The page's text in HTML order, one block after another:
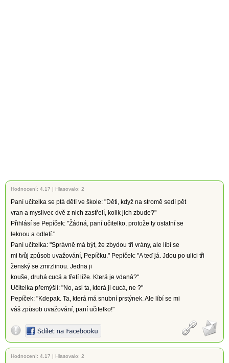
Hodnocení: 4.17 | Hlasovalo: 2
Paní učitelka se ptá dětí ve škole: "Děti, když na stromě sedí pět
vran a myslivec dvě z nich zastřelí, kolik jich zbude?"
Přihlásí se Pepíček: "Žádná, paní učitelko, protože ty ostatní se
leknou a odletí."
Paní učitelka: "Správně má být, že zbydou tři vrány, ale líbí se
mi tvůj způsob uvažování, Pepíčku." Pepíček: "A teď já. Jdou po ulici tři
ženský se zmrzlinou. Jedna ji
kouše, druhá cucá a třetí líže. Která je vdaná?"
Učitelka přemýšlí: "No, asi ta, která ji cucá, ne ?"
Pepíček: "Kdepak. Ta, která má snubní prstýnek. Ale líbí se mi
váš způsob uvažování, paní učitelko!"
Hodnocení: 4.17 | Hlasovalo: 2